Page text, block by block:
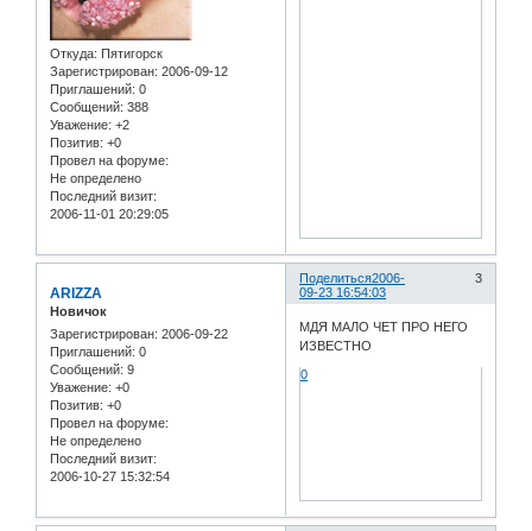
Откуда: Пятигорск
Зарегистрирован: 2006-09-12
Приглашений: 0
Сообщений: 388
Уважение: +2
Позитив: +0
Провел на форуме:
Не определено
Последний визит:
2006-11-01 20:29:05
Поделиться 3
2006-
09-23 16:54:03
ARIZZA
Новичок
Зарегистрирован: 2006-09-22
Приглашений: 0
Сообщений: 9
Уважение: +0
Позитив: +0
Провел на форуме:
Не определено
Последний визит:
2006-10-27 15:32:54
МДЯ МАЛО ЧЕТ ПРО НЕГО
ИЗВЕСТНО
0